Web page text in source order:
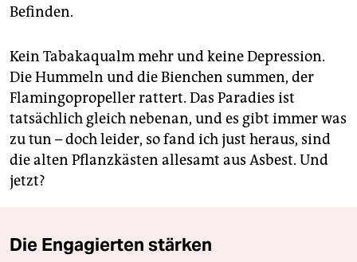
Befinden.
Kein Tabakaqualm mehr und keine Depression.
Die Hummeln und die Bienchen summen, der
Flamingopropeller rattert. Das Paradies ist
tatsächlich gleich nebenan, und es gibt immer was
zu tun – doch leider, so fand ich just heraus, sind
die alten Pflanzkästen allesamt aus Asbest. Und
jetzt?
Die Engagierten stärken